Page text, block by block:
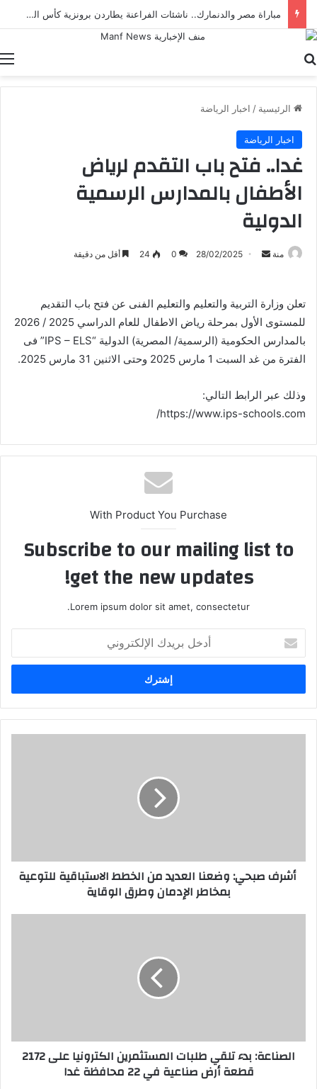
مباراة مصر والدنمارك.. ناشئات الفراعنة يطاردن برونزية كأس العالم لكرة اليد
الرئيسية / اخبار الرياضة
اخبار الرياضة
غدا.. فتح باب التقدم لرياض
الأطفال بالمدارس الرسمية
الدولية
منة
أرسل 28/02/2025
0
24 أقل من دقيقة
تعلن وزارة التربية والتعليم والتعليم الفنى عن فتح باب التقديم
للمستوى الأول بمرحلة رياض الاطفال للعام الدراسي 2025 / 2026
بالمدارس الحكومية (الرسمية/ المصرية) الدولية “IPS – ELS” فى
الفترة من غد السبت 1 مارس 2025 وحتى الاثنين 31 مارس 2025.
وذلك عبر الرابط التالي:
https://www.ips-schools.com/
With Product You Purchase
Subscribe to our mailing list to
get the new updates!
Lorem ipsum dolor sit amet, consectetur.
بريدك
الإلكتروني
أشرف صبحي: وضعنا العديد من الخطط الاستباقية للتوعية
بمخاطر الإدمان وطرق الوقاية
الصناعة: بدء تلقي طلبات المستثمرين الكترونيا على 2172
قطعة أرض صناعية في 22 محافظة غدا